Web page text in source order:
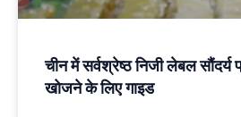
चीन में सर्वश्रेष्ठ निजी लेबल
खोजने के लिए गाइड